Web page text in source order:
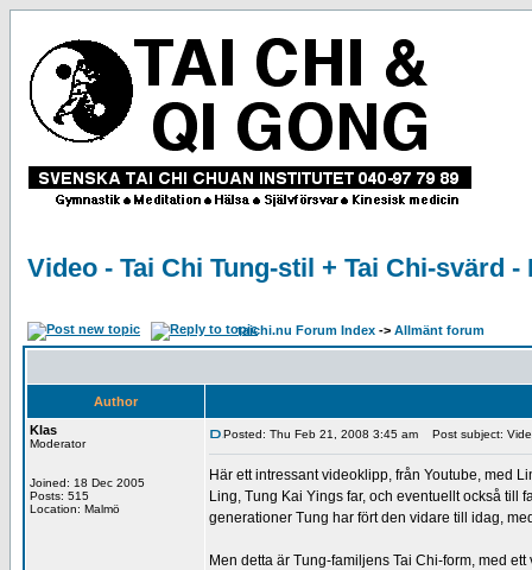
Video - Tai Chi Tung-stil + Tai Chi-svärd -
taichi.nu Forum Index -> Allmänt forum
Author
Klas
Moderator
Joined: 18 Dec 2005
Posts: 515
Location: Malmö
Posted: Thu Feb 21, 2008 3:45 am Post subject:
Här ett intressant videoklipp, från Youtube, med
Ling, Tung Kai Yings far, och eventuellt också till
generationer Tung har fört den vidare till idag,
Men detta är Tung-familjens Tai Chi-form, med